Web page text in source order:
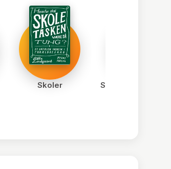
Skoler